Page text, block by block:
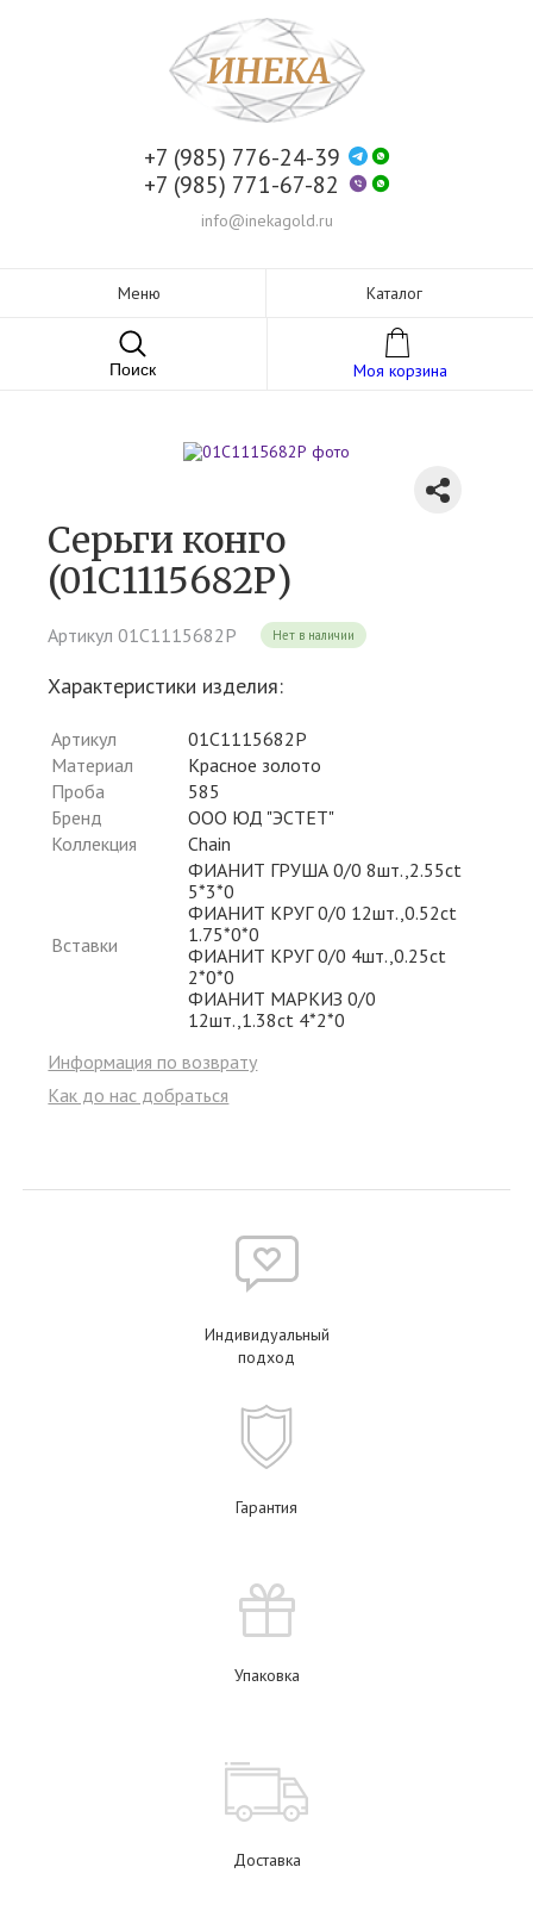
+7 (985) 776-24-39
+7 (985) 771-67-82
info@inekagold.ru
Меню Каталог
Поиск Моя корзина
Серьги конго
(01С1115682Р)
Артикул 01С1115682Р Нет в наличии
Характеристики изделия:
Артикул
01С1115682Р
Материал
Красное золото
Проба
585
Бренд
ООО ЮД "ЭСТЕТ"
Коллекция
Chain
Вставки
ФИАНИТ ГРУША 0/0 8шт.,2.55ct
5*3*0
ФИАНИТ КРУГ 0/0 12шт.,0.52ct
1.75*0*0
ФИАНИТ КРУГ 0/0 4шт.,0.25ct
2*0*0
ФИАНИТ МАРКИЗ 0/0
12шт.,1.38ct 4*2*0
Информация по возврату
Как до нас добраться
Индивидуальный
подход
Гарантия
Упаковка
Доставка